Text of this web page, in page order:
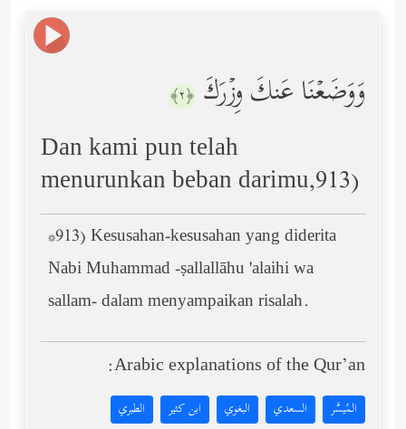
وَوَضَعۡنَا عَنكَ وِزۡرَكَ ﴿٢﴾
Dan kami pun telah
menurunkan beban darimu,913)
*913) Kesusahan-kesusahan yang diderita
Nabi Muhammad -ṣallallāhu 'alaihi wa
sallam- dalam menyampaikan risalah.
Arabic explanations of the Qur’an:
المُيسَّر السعدي البغوي ابن كثير الطبري